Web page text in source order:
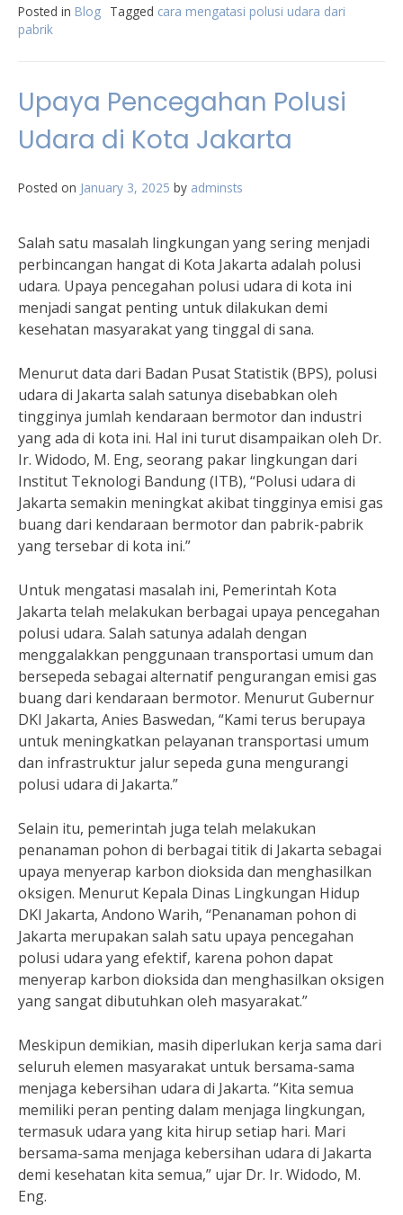
Posted in Blog Tagged cara mengatasi polusi udara dari
pabrik
Upaya Pencegahan Polusi
Udara di Kota Jakarta
Posted on January 3, 2025 by adminsts
Salah satu masalah lingkungan yang sering menjadi
perbincangan hangat di Kota Jakarta adalah polusi
udara. Upaya pencegahan polusi udara di kota ini
menjadi sangat penting untuk dilakukan demi
kesehatan masyarakat yang tinggal di sana.
Menurut data dari Badan Pusat Statistik (BPS), polusi
udara di Jakarta salah satunya disebabkan oleh
tingginya jumlah kendaraan bermotor dan industri
yang ada di kota ini. Hal ini turut disampaikan oleh Dr.
Ir. Widodo, M. Eng, seorang pakar lingkungan dari
Institut Teknologi Bandung (ITB), “Polusi udara di
Jakarta semakin meningkat akibat tingginya emisi gas
buang dari kendaraan bermotor dan pabrik-pabrik
yang tersebar di kota ini.”
Untuk mengatasi masalah ini, Pemerintah Kota
Jakarta telah melakukan berbagai upaya pencegahan
polusi udara. Salah satunya adalah dengan
menggalakkan penggunaan transportasi umum dan
bersepeda sebagai alternatif pengurangan emisi gas
buang dari kendaraan bermotor. Menurut Gubernur
DKI Jakarta, Anies Baswedan, “Kami terus berupaya
untuk meningkatkan pelayanan transportasi umum
dan infrastruktur jalur sepeda guna mengurangi
polusi udara di Jakarta.”
Selain itu, pemerintah juga telah melakukan
penanaman pohon di berbagai titik di Jakarta sebagai
upaya menyerap karbon dioksida dan menghasilkan
oksigen. Menurut Kepala Dinas Lingkungan Hidup
DKI Jakarta, Andono Warih, “Penanaman pohon di
Jakarta merupakan salah satu upaya pencegahan
polusi udara yang efektif, karena pohon dapat
menyerap karbon dioksida dan menghasilkan oksigen
yang sangat dibutuhkan oleh masyarakat.”
Meskipun demikian, masih diperlukan kerja sama dari
seluruh elemen masyarakat untuk bersama-sama
menjaga kebersihan udara di Jakarta. “Kita semua
memiliki peran penting dalam menjaga lingkungan,
termasuk udara yang kita hirup setiap hari. Mari
bersama-sama menjaga kebersihan udara di Jakarta
demi kesehatan kita semua,” ujar Dr. Ir. Widodo, M.
Eng.